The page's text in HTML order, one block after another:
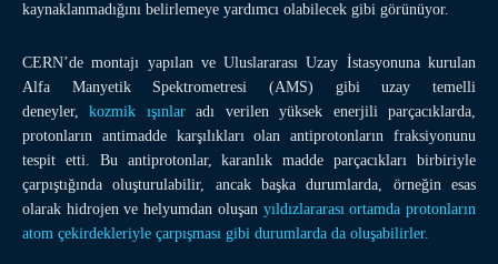
kaynaklanmadığını belirlemeye yardımcı olabilecek gibi görünüyor.
CERN’de montajı yapılan ve Uluslararası Uzay İstasyonuna kurulan
Alfa Manyetik Spektrometresi (AMS) gibi uzay temelli
deneyler,kozmik ışınlaradı verilen yüksek enerjili parçacıklarda,
protonların antimadde karşılıkları olan antiprotonların fraksiyonunu
tespit etti. Bu antiprotonlar, karanlık madde parçacıkları birbiriyle
çarpıştığında oluşturulabilir, ancak başka durumlarda, örneğin esas
olarak hidrojen ve helyumdan oluşan yıldızlararası ortamda protonların
atom çekirdekleriyle çarpışması gibi durumlarda da oluşabilirler.